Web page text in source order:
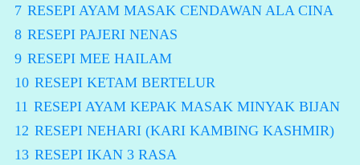
7 RESEPI AYAM MASAK CENDAWAN ALA CINA
8 RESEPI PAJERI NENAS
9 RESEPI MEE HAILAM
10 RESEPI KETAM BERTELUR
11 RESEPI AYAM KEPAK MASAK MINYAK BIJAN
12 RESEPI NEHARI (KARI KAMBING KASHMIR)
13 RESEPI IKAN 3 RASA